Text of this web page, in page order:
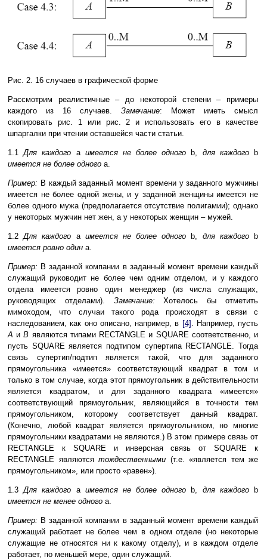
Рис. 2. 16 случаев в графической форме
Рассмотрим реалистичные – до некоторой степени – примеры
каждого из 16 случаев. Замечание: Может иметь смысл
скопировать рис. 1 или рис. 2 и использовать его в качестве
шпаргалки при чтении оставшейся части статьи.
1.1Для каждого aимеется не более одного b, для каждого
b
имеется не более одного a.
Пример: В каждый заданный момент времени у заданного мужчины
имеется не более одной жены, и у заданной женщины имеется не
более одного мужа (предполагается отсутствие полигамии); однако
у некоторых мужчин нет жен, а у некоторых женщин – мужей.
1.2Для каждого aимеется не более одного b, для каждого
b
имеется ровно один a.
Пример: В заданной компании в заданный момент времени каждый
служащий руководит не более чем одним отделом, и у каждого
отдела имеется ровно один менеджер (из числа служащих,
руководящих отделами). Замечание:Хотелось бы отметить
мимоходом, что случаи такого рода происходят в связи с
наследованием, как оно описано, например, в [4] . Например, пусть
AиB являются типами RECTANGLE и SQUARE соответственно, и
пусть SQUARE является подтипом супертипа RECTANGLE. Тогда
связь супертип/подтип является такой, что для заданного
прямоугольника «имеется» соответствующий квадрат в том и
только в том случае, когда этот прямоугольник в действительности
является квадратом, и для заданного квадрата «имеется»
соответствующий прямоугольник, являющийся в точности тем
прямоугольником, которому соответствует данный квадрат.
(Конечно, любой квадрат является прямоугольником, но многие
прямоугольники квадратами не являются.) В этом примере связь от
RECTANGLE к SQUARE и инверсная связь от SQUARE к
RECTANGLE являются тождественными (т.е. «является тем же
прямоугольником», или просто «равен»).
1.3Для каждого aимеется не более одного b, для каждого
b
имеется не менее одного a.
Пример: В заданной компании в заданный момент времени каждый
служащий работает не более чем в одном отделе (но некоторые
служащие не относятся ни к какому отделу), и в каждом отделе
работает, по меньшей мере, один служащий.